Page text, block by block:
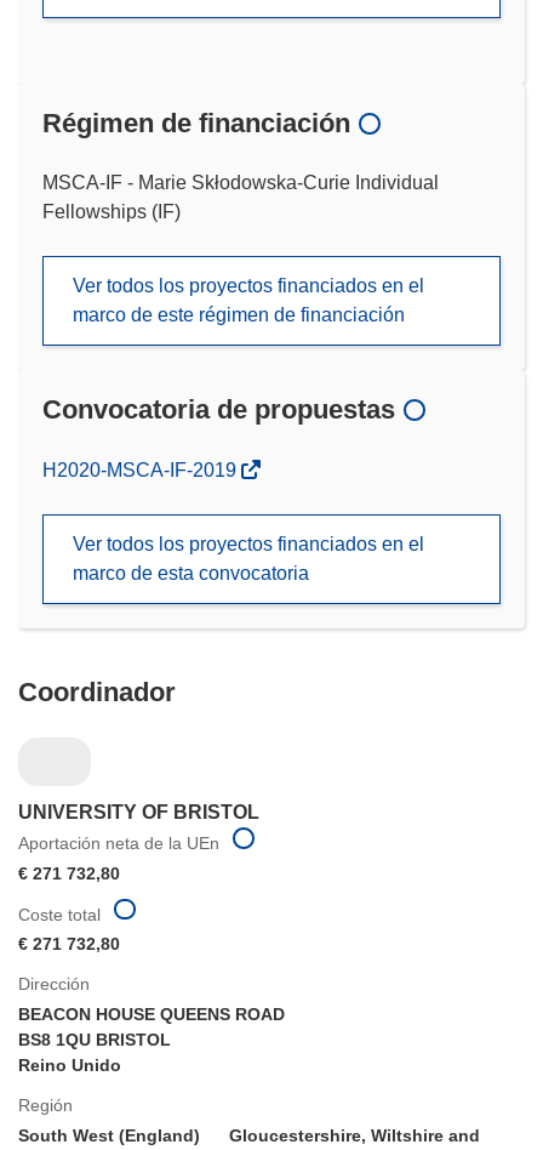
Régimen de financiación
MSCA-IF - Marie Skłodowska-Curie Individual
Fellowships (IF)
Ver todos los proyectos financiados en el
marco de este régimen de financiación
Convocatoria de propuestas
(se
nueva
H2020-MSCA-IF-2019
Ver todos los proyectos financiados en el
marco de esta convocatoria
Coordinador
UNIVERSITY OF BRISTOL
Aportación neta de la UEn
€ 271 732,80
Dirección
BEACON HOUSE QUEENS ROAD
BS8 1QU BRISTOL
Reino Unido
Región
South West (England)
Gloucestershire, Wiltshire and
Coste total
€ 271 732,80